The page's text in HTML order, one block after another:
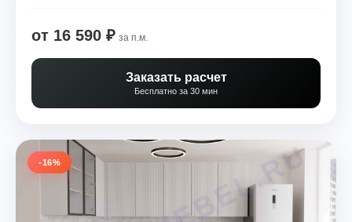
от 16 590 ₽ за п.м.
Заказать расчет
Бесплатно за 30 мин
-16%